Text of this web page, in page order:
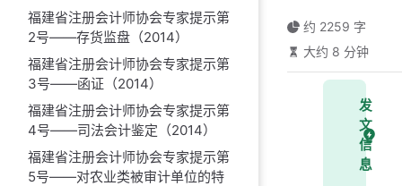
福建省注册会计师协会专家提示第
2号——存货监盘（2014）
福建省注册会计师协会专家提示第
3号——函证（2014）
福建省注册会计师协会专家提示第
4号——司法会计鉴定（2014）
福建省注册会计师协会专家提示第
5号——对农业类被审计单位的特
约 2259 字
大约 8 分钟
发
文
信
息